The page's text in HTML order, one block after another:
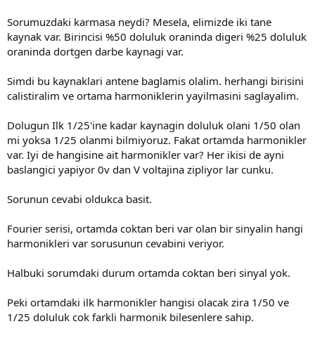
Sorumuzdaki karmasa neydi? Mesela, elimizde iki tane
kaynak var. Birincisi %50 doluluk oraninda digeri %25 doluluk
oraninda dortgen darbe kaynagi var.
Simdi bu kaynaklari antene baglamis olalim. herhangi birisini
calistiralim ve ortama harmoniklerin yayilmasini saglayalim.
Dolugun Ilk 1/25'ine kadar kaynagin doluluk olani 1/50 olan
mi yoksa 1/25 olanmi bilmiyoruz. Fakat ortamda harmonikler
var. Iyi de hangisine ait harmonikler var? Her ikisi de ayni
baslangici yapiyor 0v dan V voltajina zipliyor lar cunku.
Sorunun cevabi oldukca basit.
Fourier serisi, ortamda coktan beri var olan bir sinyalin hangi
harmonikleri var sorusunun cevabini veriyor.
Halbuki sorumdaki durum ortamda coktan beri sinyal yok.
Peki ortamdaki ilk harmonikler hangisi olacak zira 1/50 ve
1/25 doluluk cok farkli harmonik bilesenlere sahip.